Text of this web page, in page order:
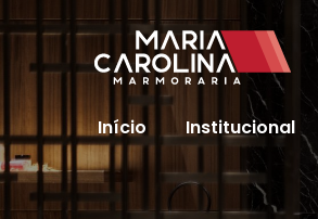
Início Institucional